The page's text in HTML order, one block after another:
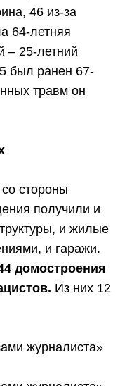
46 из-за
64-летняя
– 25-летний
был ранен 67-
травм он
стороны
получили и
и жилые
и гаражи.
домостроения
Из них 12